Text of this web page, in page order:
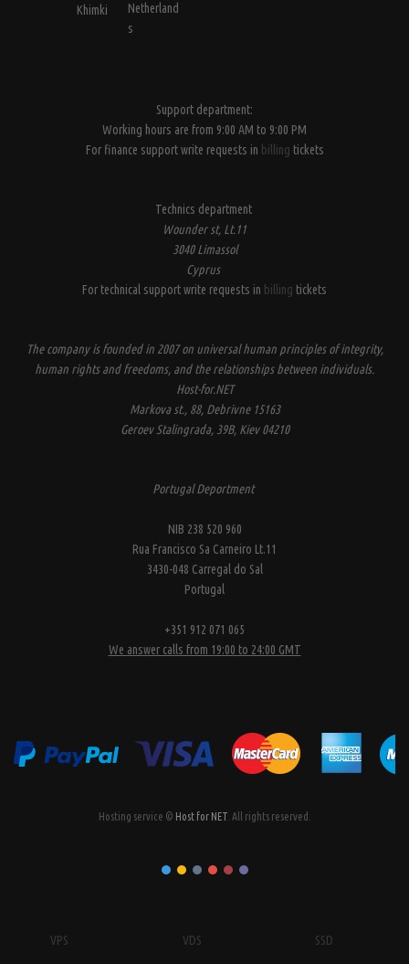
Khimki
Netherland
s
Support department:
Working hours are from 9:00 AM to 9:00 PM
For finance support write requests in billing tickets
Technics department
Wounder st, Lt.11
3040 Limassol
Cyprus
For technical support write requests in billing tickets
The company is founded in 2007 on universal human principles of integrity,
human rights and freedoms, and the relationships between individuals.
Host-for.NET
Markova st., 88, Debrivne 15163
Geroev Stalingrada, 39B, Kiev 04210
Portugal Deportment
NIB 238 520 960
Rua Francisco Sa Carneiro Lt.11
3430-048 Carregal do Sal
Portugal
+351 912 071 065
We answer calls from 19:00 to 24:00 GMT
Hosting service © Host for NET. All rights reserved.
VPS VDS SSD